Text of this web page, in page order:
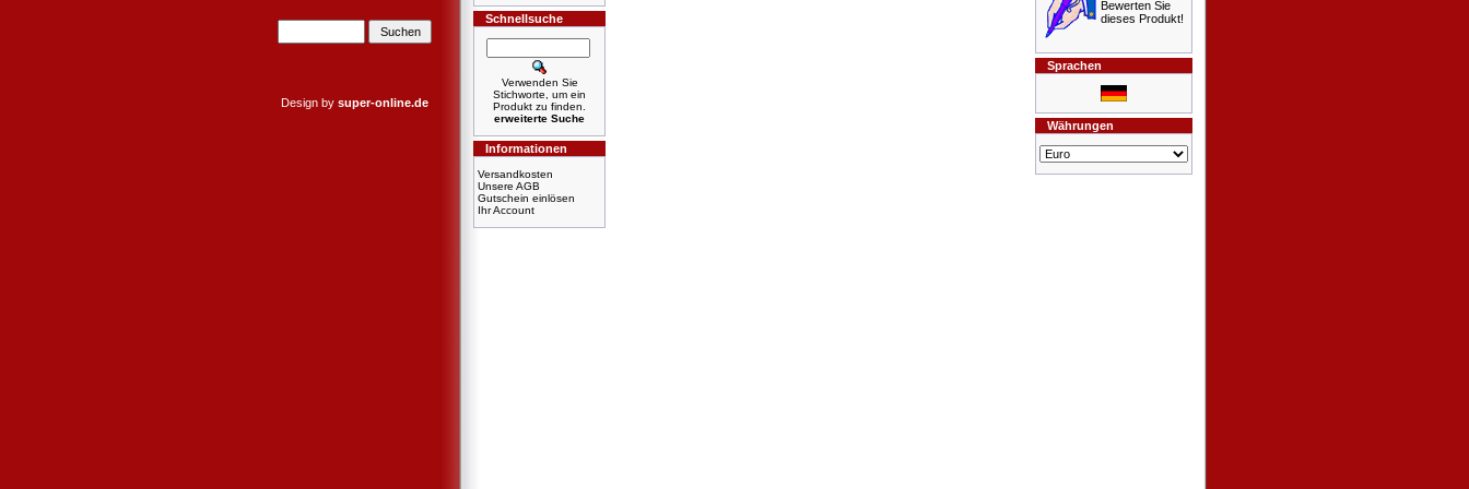
Design by super-online.de
Schnellsuche
Verwenden Sie
Stichworte, um ein
Produkt zu finden.
erweiterte Suche
Informationen
Versandkosten
Unsere AGB
Gutschein einlösen
Ihr Account
Bewerten Sie
dieses Produkt!
Sprachen
Währungen